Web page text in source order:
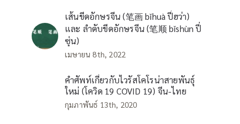
เส้นขีดอักษรจีน (笔画 bǐhuà ปี่ฮว่า)
และ ลำดับขีดอักษรจีน (笔顺 bǐshùn ปี่
ซุ่น)
เมษายน 8th, 2022
คำศัพท์เกี่ยวกับไวรัสโคโรน่าสายพันธุ์
ใหม่ (โควิด 19 COVID 19) จีน-ไทย
กุมภาพันธ์ 13th, 2020